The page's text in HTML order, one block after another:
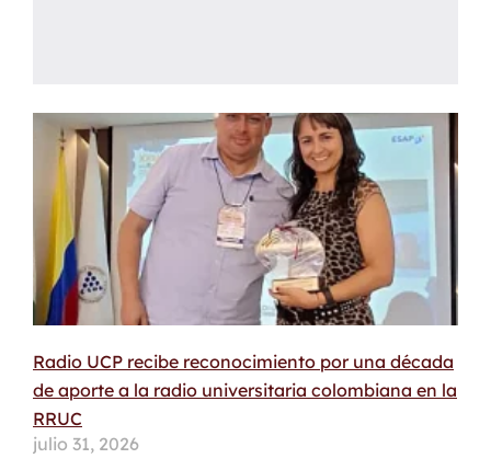
Radio UCP recibe reconocimiento por una década
de aporte a la radio universitaria colombiana en la
RRUC
julio 31, 2026